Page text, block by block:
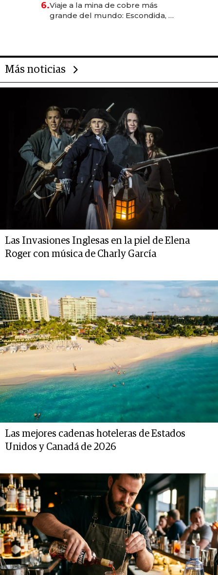
6.Viaje a la mina de cobre más
grande del mundo: Escondida, el
Más noticias
Las Invasiones Inglesas en la piel de Elena
Roger con música de Charly García
Las mejores cadenas hoteleras de Estados
Unidos y Canadá de 2026